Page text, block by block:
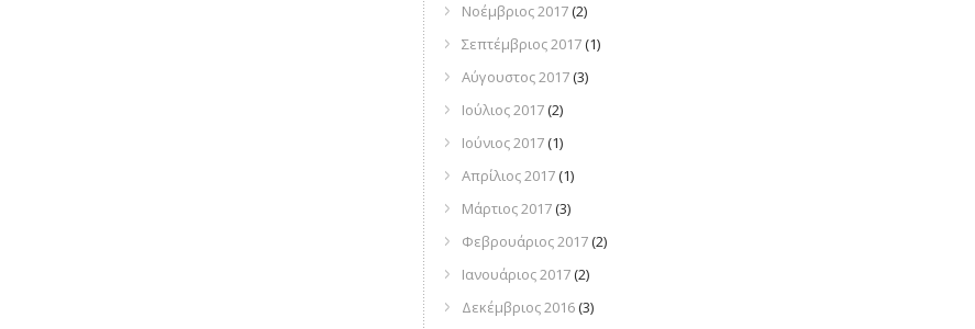
Νοέμβριος 2017(2)
Σεπτέμβριος 2017(1)
Αύγουστος 2017(3)
Ιούλιος 2017(2)
Ιούνιος 2017(1)
Απρίλιος 2017(1)
Μάρτιος 2017(3)
Φεβρουάριος 2017(2)
Ιανουάριος 2017(2)
Δεκέμβριος 2016(3)